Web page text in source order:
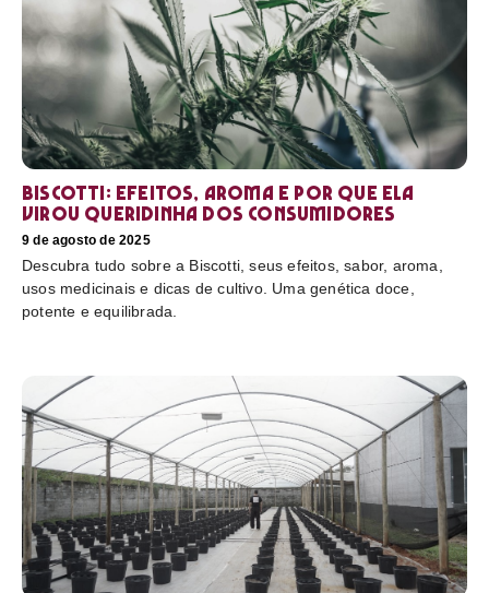
Biscotti: efeitos, aroma e por que ela
virou queridinha dos consumidores
9 de agosto de 2025
Descubra tudo sobre a Biscotti, seus efeitos, sabor, aroma,
usos medicinais e dicas de cultivo. Uma genética doce,
potente e equilibrada.